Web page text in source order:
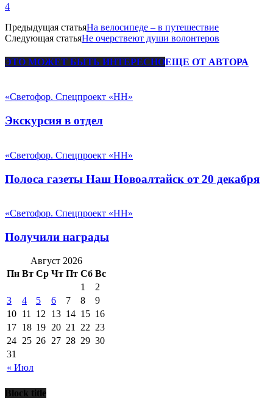
4
Предыдущая статьяНа велосипеде – в путешествие
Следующая статьяНе очерствеют души волонтеров
ЭТО МОЖЕТ БЫТЬ ИНТЕРЕСНОЕЩЕ ОТ АВТОРА
«Светофор. Спецпроект «НН»
Экскурсия в отдел
«Светофор. Спецпроект «НН»
Полоса газеты Наш Новоалтайск от 20 декабря
«Светофор. Спецпроект «НН»
Получили награды
Август 2026
Пн Вт Ср Чт Пт Сб Вс
« Июл
1
2
3
4 5 6 7 8
9
10 11 12 13 14 15 16
17 18 19 20 21 22 23
24 25 26 27 28 29 30
31
Block title